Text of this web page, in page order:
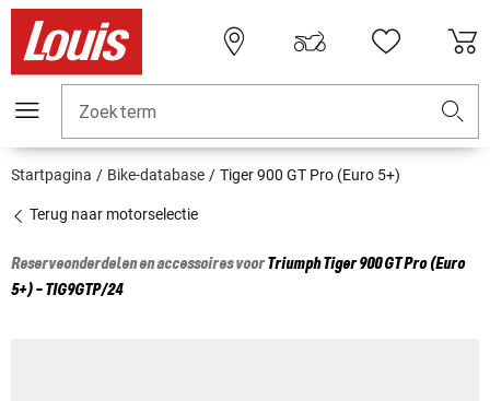
Zoekterm
Startpagina Bike-database Tiger 900 GT Pro (Euro 5+)
Terug naar motorselectie
Reserveonderdelen en accessoires voorTriumphTiger 900 GT Pro (Euro
5+) - TIG9GTP/24